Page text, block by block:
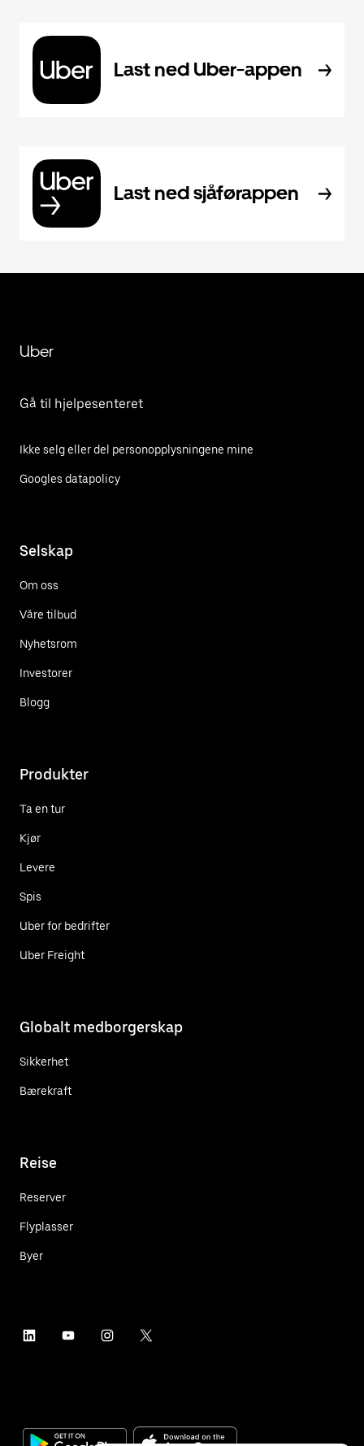
Last ned Uber-appen
Last ned sjåførappen
Uber
Gå til hjelpesenteret
Ikke selg eller del personopplysningene mine
Googles datapolicy
Selskap
Om oss
Våre tilbud
Nyhetsrom
Investorer
Blogg
Produkter
Ta en tur
Kjør
Levere
Spis
Uber for bedrifter
Uber Freight
Globalt medborgerskap
Sikkerhet
Bærekraft
Reise
Reserver
Flyplasser
Byer